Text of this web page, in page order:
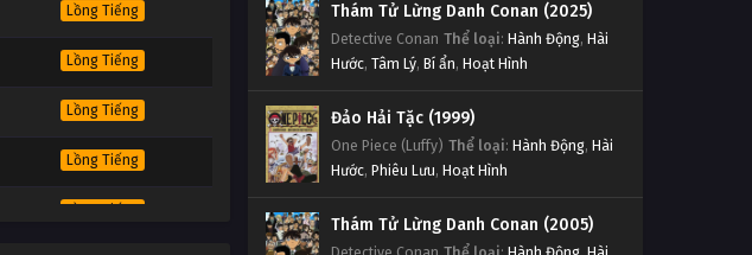
Lồng Tiếng
Lồng Tiếng
Lồng Tiếng
Lồng Tiếng
Lồng Tiếng
Thám Tử Lừng Danh Conan (2025)
Detective Conan Thể loại: Hành Động, Hài
Hước, Tâm Lý, Bí ẩn, Hoạt Hình
Đảo Hải Tặc (1999)
One Piece (Luffy) Thể loại: Hành Động, Hài
Hước, Phiêu Lưu, Hoạt Hình
Thám Tử Lừng Danh Conan (2005)